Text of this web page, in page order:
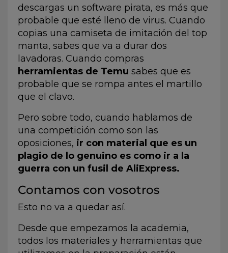
descargas un software pirata, es más que
probable que esté lleno de virus. Cuando
copias una camiseta de imitación del top
manta, sabes que va a durar dos
lavadoras. Cuando compras
herramientas de Temu sabes que es
probable que se rompa antes el martillo
que el clavo.
Pero sobre todo, cuando hablamos de
una competición como son las
oposiciones, ir con material que es un
plagio de lo genuino es como ir a la
guerra con un fusil de AliExpress.
Contamos con vosotros
Esto no va a quedar así.
Desde que empezamos la academia,
todos los materiales y herramientas que